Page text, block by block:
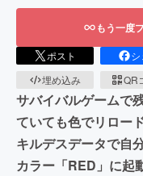
もう一度
ポスト
埋め込み
QR
サバイバルゲームで
ていても色でリロー
キルデスデータで自
カラー「RED」に起